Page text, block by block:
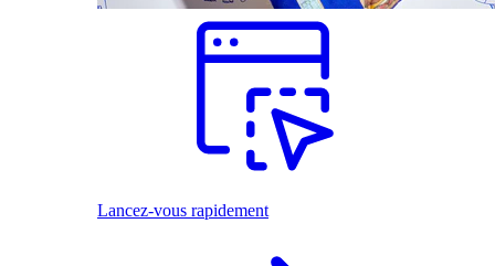
Lancez-vous rapidement